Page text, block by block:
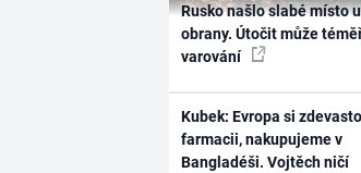
Rusko našlo slabé místo
obrany. Útočit může
varování
Kubek: Evropa si
farmacii, nakupujeme v
Bangladéši. Vojtěch ničí